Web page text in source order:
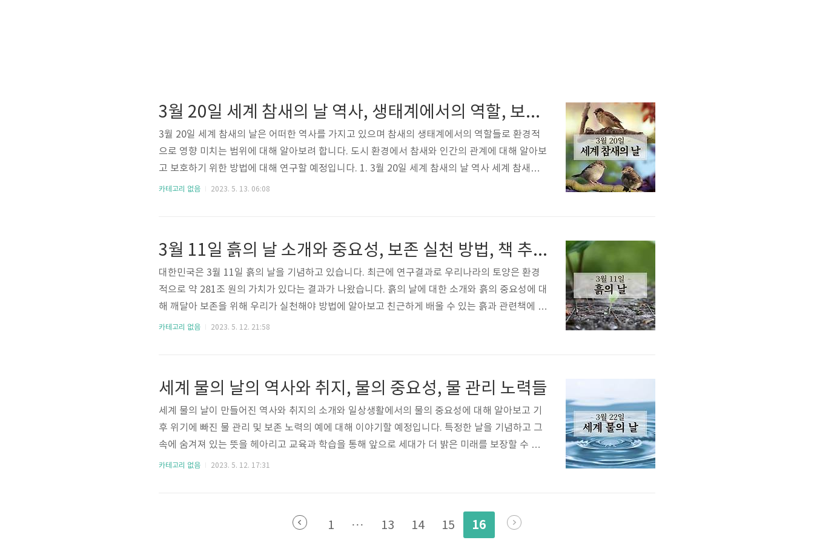
3월 20일 세계 참새의 날 역사, 생태계에서의 역할, 보호 방법
3월 20일 세계 참새의 날은 어떠한 역사를 가지고 있으며 참새의 생태계에서의 역할들로 환경적
으로 영향 미치는 범위에 대해 알아보려 합니다. 도시 환경에서 참새와 인간의 관계에 대해 알아보
고 보호하기 위한 방법에 대해 연구할 예정입니다. 1. 3월 20일 세계 참새의 날 역사 세계 참새의
날은 2010년에 처음으로 기념된 연례행사입니다. 인도의 Nature Forever Society가 이끄는 단
을 알리는 3월..
카테고리 없음 2023. 5. 13. 06:08
3월 11일 흙의 날 소개와 중요성, 보존 실천 방법, 책 추천
대한민국은 3월 11일 흙의 날을 기념하고 있습니다. 최근에 연구결과로 우리나라의 토양은 환경
적으로 약 281조 원의 가치가 있다는 결과가 나왔습니다. 흙의 날에 대한 소개와 흙의 중요성에 대
해 깨달아 보존을 위해 우리가 실천해야 방법에 알아보고 친근하게 배울 수 있는 흙과 관련책에 대
해 추천하려 합니다. 1. 흙의 날 소개과 중요성 3월 11일은 흙의 날입니다. 흙의 소중함과 보전의
쳐 저 11일이기에 11일 날..
카테고리 없음 2023. 5. 12. 21:58
세계 물의 날의 역사와 취지, 물의 중요성, 물 관리 노력들
세계 물의 날이 만들어진 역사와 취지의 소개와 일상생활에서의 물의 중요성에 대해 알아보고 기
후 위기에 빠진 물 관리 및 보존 노력의 예에 대해 이야기할 예정입니다. 특정한 날을 기념하고 그
속에 숨겨져 있는 뜻을 헤아리고 교육과 학습을 통해 앞으로 세대가 더 밝은 미래를 보장할 수 있
습니다. 우리의 실천과 행동이 필요합니다. 1. 세계 물의 날이 만들어진 역사와 취지 세계 물의 날
에 따라 1993년 3월 22일을 세계 물의 날로 지정했습니다. 목적은 물 부족, 오염, 기후 변화 그리
고 물과 관련된 재난과 같은 세계적인 물..
카테고리 없음 2023. 5. 12. 17:31
1 ··· 13 14 15 16